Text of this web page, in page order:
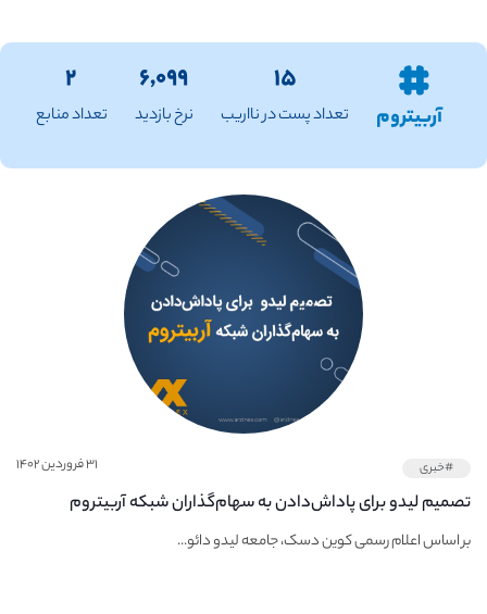
آربیتروم
۱۵
تعداد پست در نااریب
۶,۰۹۹
نرخ بازدید
۲
تعداد منابع
#خبری ۳۱ فروردین ۱۴۰۲
تصمیم لیدو برای پاداش‌دادن به سهام‌گذاران شبکه آربیتروم
بر اساس اعلام رسمی کوین دسک، جامعه لیدو دائو...